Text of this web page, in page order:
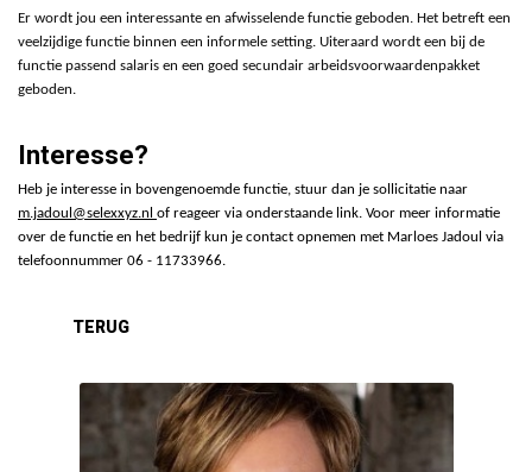
Er wordt jou een interessante en afwisselende functie geboden. Het betreft een
veelzijdige functie binnen een informele setting. Uiteraard wordt een bij de
functie passend salaris en een goed secundair arbeidsvoorwaardenpakket
geboden.
Interesse?
Heb je interesse in bovengenoemde functie, stuur dan je sollicitatie naar
m.jadoul@selexxyz.nl of reageer via onderstaande link. Voor meer informatie
over de functie en het bedrijf kun je contact opnemen met Marloes Jadoul via
telefoonnummer 06 - 11733966.